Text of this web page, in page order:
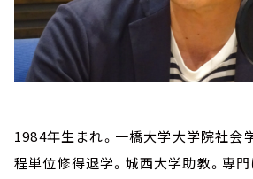
1984年生まれ。一橋大学大学院社会
程単位修得退学。城西大学助教。専